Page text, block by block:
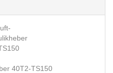
40T2-TS150